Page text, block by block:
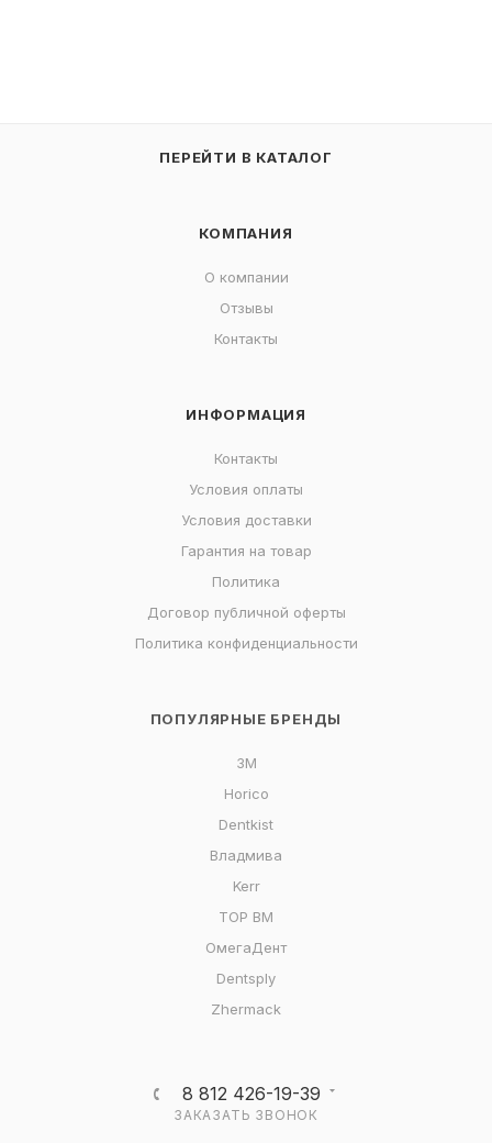
ПЕРЕЙТИ В КАТАЛОГ
КОМПАНИЯ
О компании
Отзывы
Контакты
ИНФОРМАЦИЯ
Контакты
Условия оплаты
Условия доставки
Гарантия на товар
Политика
Договор публичной оферты
Политика конфиденциальности
ПОПУЛЯРНЫЕ БРЕНДЫ
3M
Horico
Dentkist
Владмива
Kerr
ТОР ВМ
ОмегаДент
Dentsply
Zhermack
8 812 426-19-39
ЗАКАЗАТЬ ЗВОНОК